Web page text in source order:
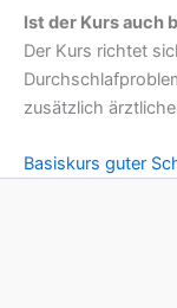
Ist der Kurs auch
Der Kurs richtet
zusätzlich
Basiskurs guter